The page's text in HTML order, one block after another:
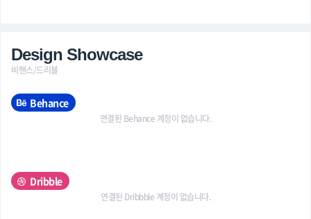
Design Showcase
비핸스/드리블
Behance
연결된 Behance 계정이 없습니다.
Dribble
연결된 Dribbble 계정이 없습니다.